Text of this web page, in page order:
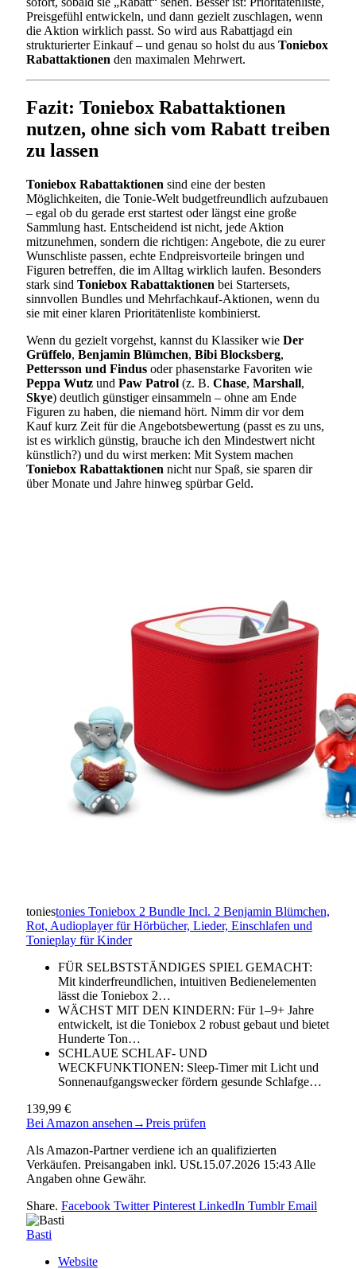
Preisgefühl entwickeln, und dann gezielt zuschlagen, wenn
die Aktion wirklich passt. So wird aus Rabattjagd ein
strukturierter Einkauf – und genau so holst du aus Toniebox
Rabattaktionen den maximalen Mehrwert.
Fazit: Toniebox Rabattaktionen
nutzen, ohne sich vom Rabatt treiben
zu lassen
Toniebox Rabattaktionen sind eine der besten
Möglichkeiten, die Tonie-Welt budgetfreundlich aufzubauen
– egal ob du gerade erst startest oder längst eine große
Sammlung hast. Entscheidend ist nicht, jede Aktion
mitzunehmen, sondern die richtigen: Angebote, die zu eurer
Wunschliste passen, echte Endpreisvorteile bringen und
Figuren betreffen, die im Alltag wirklich laufen. Besonders
stark sind Toniebox Rabattaktionen bei Startersets,
sinnvollen Bundles und Mehrfachkauf-Aktionen, wenn du
sie mit einer klaren Prioritätenliste kombinierst.
Wenn du gezielt vorgehst, kannst du Klassiker wie Der
Grüffelo, Benjamin Blümchen, Bibi Blocksberg,
Pettersson und Findus oder phasenstarke Favoriten wie
Peppa Wutz und Paw Patrol (z. B. Chase, Marshall,
Skye) deutlich günstiger einsammeln – ohne am Ende
Figuren zu haben, die niemand hört. Nimm dir vor dem
Kauf kurz Zeit für die Angebotsbewertung (passt es zu uns,
ist es wirklich günstig, brauche ich den Mindestwert nicht
künstlich?) und du wirst merken: Mit System machen
Toniebox Rabattaktionen nicht nur Spaß, sie sparen dir
über Monate und Jahre hinweg spürbar Geld.
toniestonies Toniebox 2 Bundle Incl. 2 Benjamin Blümchen,
Rot, Audioplayer für Hörbücher, Lieder, Einschlafen und
Tonieplay für Kinder
FÜR SELBSTSTÄNDIGES SPIEL GEMACHT:
Mit kinderfreundlichen, intuitiven Bedienelementen
lässt die Toniebox 2…
WÄCHST MIT DEN KINDERN: Für 1–9+ Jahre
entwickelt, ist die Toniebox 2 robust gebaut und bietet
Hunderte Ton…
SCHLAUE SCHLAF- UND
WECKFUNKTIONEN: Sleep-Timer mit Licht und
Sonnenaufgangswecker fördern gesunde Schlafge…
139,99 €
Bei Amazon ansehen →Preis prüfen
Als Amazon-Partner verdiene ich an qualifizierten
Verkäufen. Preisangaben inkl. USt.15.07.2026 15:43 Alle
Angaben ohne Gewähr.
Share. Facebook Twitter Pinterest LinkedIn Tumblr Email
Basti
Website